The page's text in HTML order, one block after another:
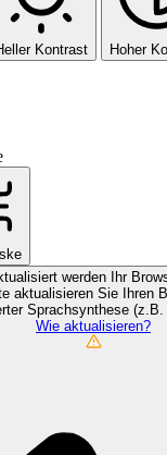
Kontrast Hoher
werden
Ihr
aktualisieren Sie Ihren
Sprachsynthese
Wie aktualisieren?